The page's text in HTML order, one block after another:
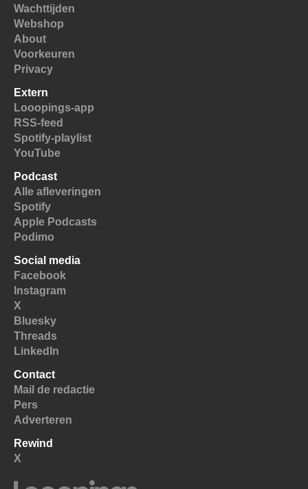
Wachttijden
Webshop
About
Voorkeuren
Privacy
Extern
Looopings-app
RSS-feed
Spotify-playlist
YouTube
Podcast
Alle afleveringen
Spotify
Apple Podcasts
Podimo
Social media
Facebook
Instagram
X
Bluesky
Threads
LinkedIn
Contact
Mail de redactie
Pers
Adverteren
Rewind
X